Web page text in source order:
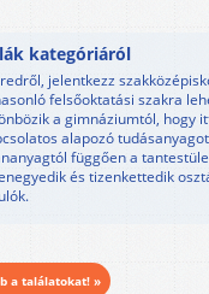
kategóriáról
jelentkezz
felsőoktatási szakra
a gimnáziumtól, hogy
alapozó
függően a
és tizenkettedik
a találatokat! »